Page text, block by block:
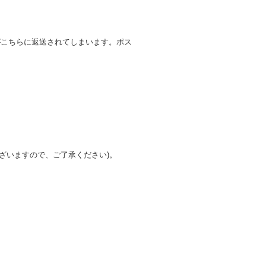
ちらに返送されてしまいます。ポス
ますので、ご了承ください)。